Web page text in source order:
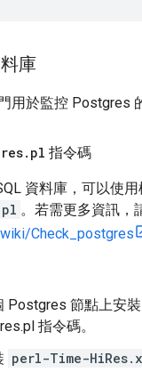
庫
用於監控 Postgres
. pl 指令碼
資料庫，可以使
。若需更多資訊，
Check_postgres
Postgres 節點上安裝
指令碼。
perl-Time-